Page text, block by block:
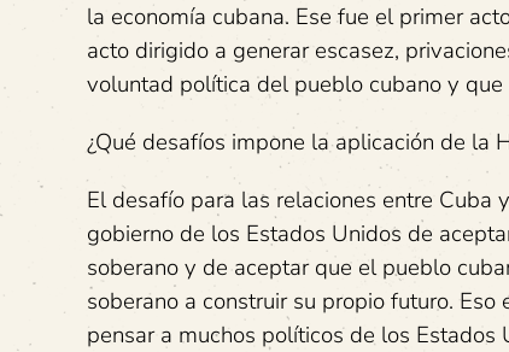
la economía cubana. Ese fue el primer
acto dirigido a generar escasez,
voluntad política del pueblo cubano y
¿Qué desafíos impone la aplicación de la
El desafío para las relaciones entre
gobierno de los Estados Unidos de
soberano y de aceptar que el pueblo
soberano a construir su propio futuro.
pensar a muchos políticos de los